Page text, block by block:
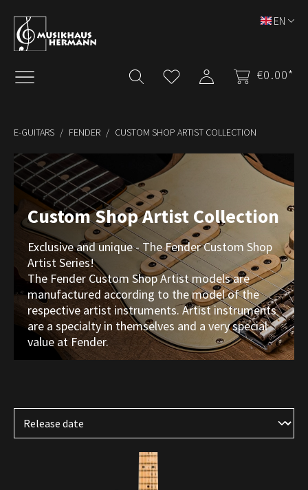
Skip to main content
€0.00*
EN
E-GUITARS FENDER CUSTOM SHOP ARTIST COLLECTION
Custom Shop Artist Collection
Exclusive and unique - The Fender Custom Shop
Artist Series!
The Fender Custom Shop Artist models are
manufactured according to the model of the
respective artist instruments. Artist instruments
are a specialty in themselves and a very special
value at Fender.